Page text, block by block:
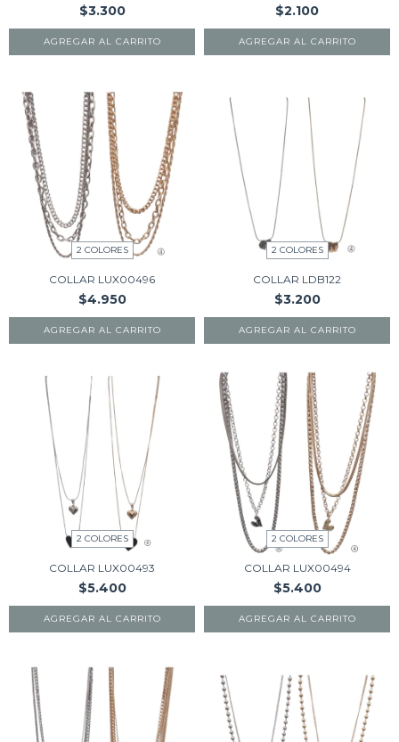
$3.300
AGREGAR AL CARRITO
$2.100
AGREGAR AL CARRITO
2 COLORES
COLLAR LUX00496
$4.950
AGREGAR AL CARRITO
2 COLORES
COLLAR LDB122
$3.200
AGREGAR AL CARRITO
2 COLORES
COLLAR LUX00493
$5.400
AGREGAR AL CARRITO
2 COLORES
COLLAR LUX00494
$5.400
AGREGAR AL CARRITO